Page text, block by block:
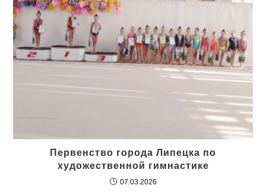
Первенство города Липецка по
художественной гимнастике
07.03.2026